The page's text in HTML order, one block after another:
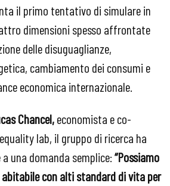
il primo tentativo di simulare in
dimensioni spesso affrontate
delle disuguaglianze,
cambiamento dei consumi e
economica internazionale.
Chancel,economista e co-
lab, il gruppo di ricerca ha
una domanda semplice:“Possiamo
con alti standard di vita per